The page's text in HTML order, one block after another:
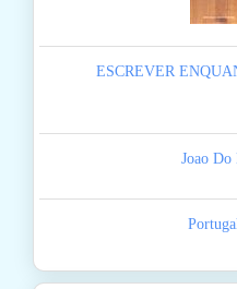
ESCREVER
Joao Do